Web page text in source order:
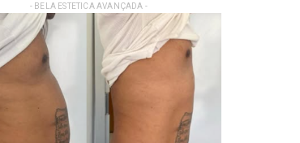
- BELA ESTETICA AVANÇADA -